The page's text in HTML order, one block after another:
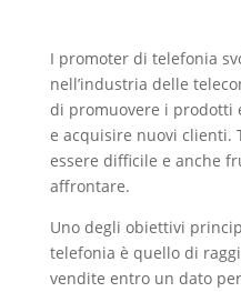
I promoter di telefonia
nell’industria delle
di promuovere i prodotti
e acquisire nuovi clienti.
essere difficile e anche
affrontare.
Uno degli obiettivi
telefonia è quello di
vendite entro un dato